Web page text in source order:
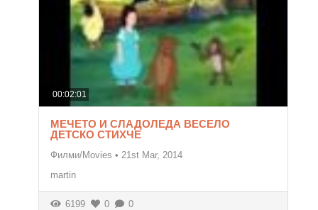
00:02:01
МЕЧЕТО И СЛАДОЛЕДА ВЕСЕЛО
ДЕТСКО СТИХЧЕ
Филми/Movies • 21st Mar, 2014
martin
6199 0 0